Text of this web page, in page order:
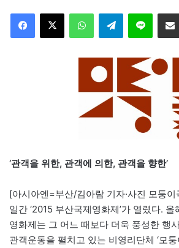
Telegram
‘관객을 위한, 관객에 의한, 관객을 향한’
[아시아엔=부산/김아람 기자·사진 모퉁
일간 ‘2015 부산국제영화제’가 열렸다.
영화제는 그 어느 때보다 더욱 풍성한 행
관객운동을 펼치고 있는 비영리단체 ‘모